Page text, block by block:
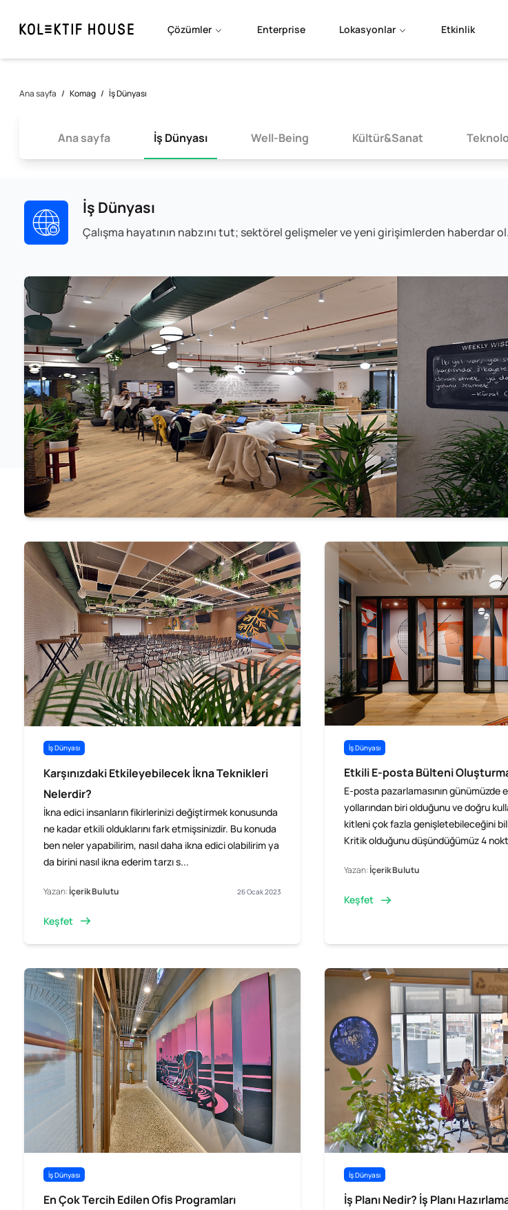
Çözümler Enterprise Lokasyonlar Etkinlik
Ana sayfa / Komag / İş Dünyası
Ana sayfa İş Dünyası Well-Being Kültür&Sanat
İş Dünyası
Çalışma hayatının nabzını tut; sektörel gelişmeler ve yeni girişimlerden haberdar ol.
İş Dünyası
Karşınızdaki Etkileyebilecek İkna Teknikleri
Nelerdir?
İkna edici insanların fikirlerinizi değiştirmek konusunda
ne kadar etkili olduklarını fark etmişsinizdir. Bu konuda
ben neler yapabilirim, nasıl daha ikna edici olabilirim ya
da birini nasıl ikna ederim tarzı s...
Yazan:İçerik Bulutu 26 Ocak 2023
Keşfet
İş Dünyası
Etkili E-posta Bülteni
E-posta pazarlamasının günümüzde
yollarından biri olduğunu ve doğru
kitleni çok fazla genişletebileceğini
Kritik olduğunu düşündüğümüz 4
Yazan:İçerik Bulutu
Keşfet
İş Dünyası
En Çok Tercih Edilen Ofis Programları
İş Dünyası
İş Planı Nedir? İş Planı